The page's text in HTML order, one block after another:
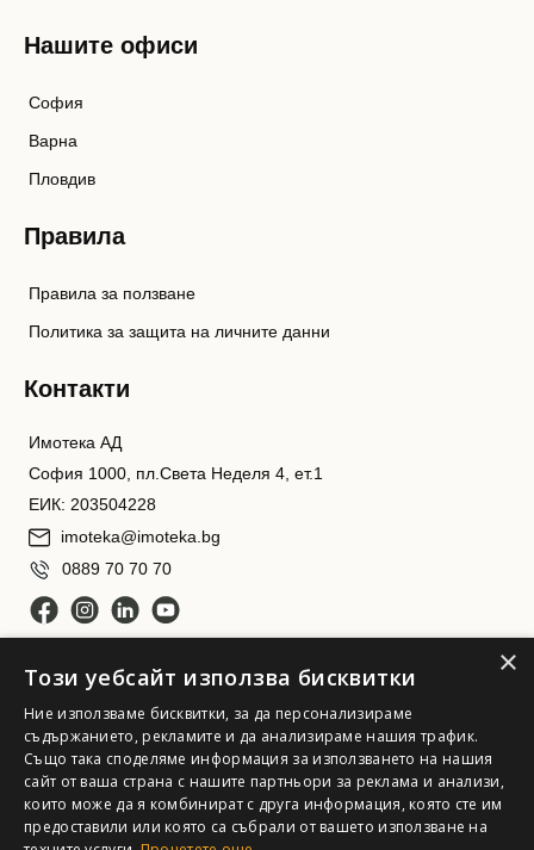
Нашите офиси
София
Варна
Пловдив
Правила
Правила за ползване
Политика за защита на личните данни
Контакти
Имотека АД
София 1000, пл.Света Неделя 4, ет.1
ЕИК: 203504228
imoteka@imoteka.bg
0889 70 70 70
Имотека АД. Всички права запазени
×
Този уебсайт използва бисквитки
Ние използваме бисквитки, за да персонализираме
съдържанието, рекламите и да анализираме нашия трафик.
Също така споделяме информация за използването на нашия
сайт от ваша страна с нашите партньори за реклама и анализи,
които може да я комбинират с друга информация, която сте им
предоставили или която са събрали от вашето използване на